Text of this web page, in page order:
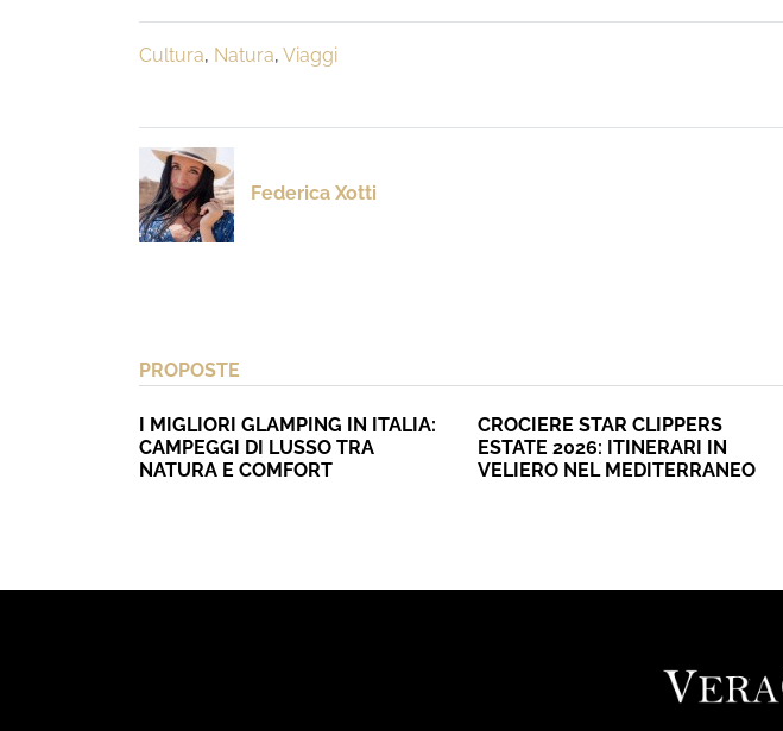
Cultura, Natura, Viaggi
Federica Xotti
PROPOSTE
I MIGLIORI GLAMPING IN ITALIA:
CAMPEGGI DI LUSSO TRA
NATURA E COMFORT
CROCIERE STAR CLIPPERS
ESTATE 2026: ITINERARI IN
VELIERO NEL MEDITERRANEO